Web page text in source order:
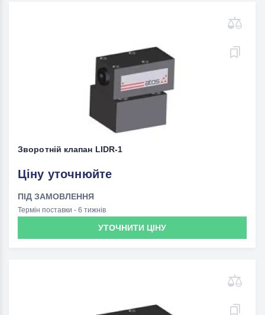
Зворотній клапан LIDR-1
Ціну уточнюйте
ПІД ЗАМОВЛЕННЯ
Термін поставки - 6 тижнів
УТОЧНИТИ ЦІНУ